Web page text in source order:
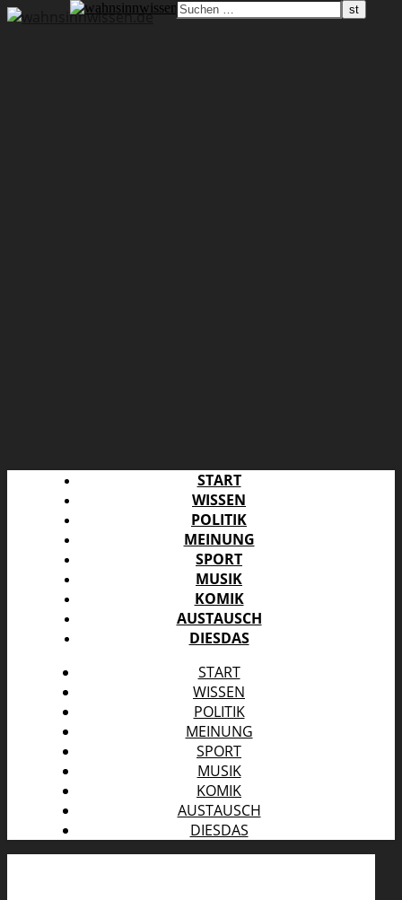
START
WISSEN
POLITIK
MEINUNG
SPORT
MUSIK
KOMIK
AUSTAUSCH
DIESDAS
START
WISSEN
POLITIK
MEINUNG
SPORT
MUSIK
KOMIK
AUSTAUSCH
DIESDAS